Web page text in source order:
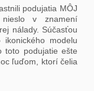
podujatia MÔJ
v znamení
nálady. Súčasťou
modelu
toto podujatie ešte
ľuďom, ktorí čelia